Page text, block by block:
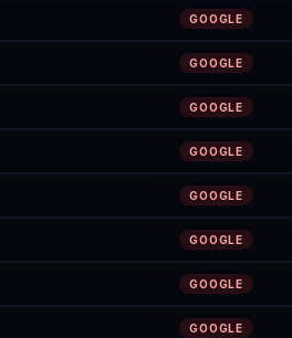
GOOGLE
GOOGLE
GOOGLE
GOOGLE
GOOGLE
GOOGLE
GOOGLE
GOOGLE